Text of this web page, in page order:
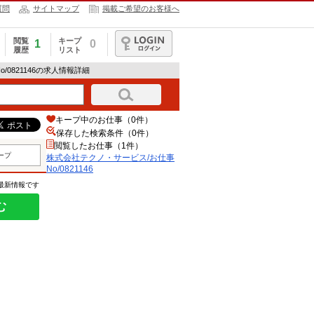
問 サイトマップ 掲載ご希望のお客様へ
閲覧
履歴
1
キープ
リスト
0
ログイン
0821146の求人情報詳細
プ
新情報です
キープ中のお仕事（0件）
保存した検索条件（0件）
閲覧したお仕事（1件）
株式会社テクノ・サービス/お仕事
No/0821146